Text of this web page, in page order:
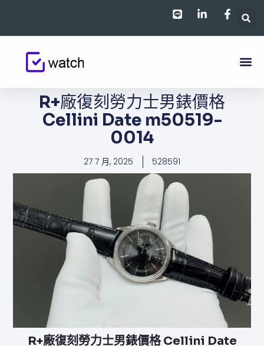
R+廠復刻勞力士男錶價格
Cellini Date m50519-
0014
27 7 月, 2025 528591
R+廠復刻勞力士男錶價格 Cellini Date